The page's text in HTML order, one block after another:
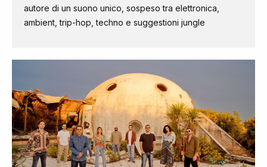
autore di un suono unico, sospeso tra elettronica,
ambient, trip-hop, techno e suggestioni jungle